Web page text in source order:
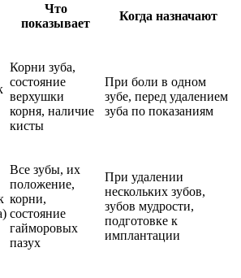
Что
показывает
Когда назначают
Корни зуба,
состояние
верхушки
корня, наличие
кисты
При боли в одном
зубе, перед удалением
зуба по показаниям
Все зубы, их
положение,
корни,
состояние
гайморовых
пазух
При удалении
нескольких зубов,
зубов мудрости,
подготовке к
имплантации